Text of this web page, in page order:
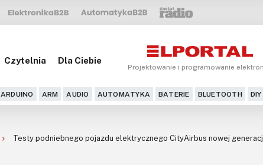
Czytelnia Dla Ciebie
Projektowanie i programowanie
ARDUINO ARM AUDIO AUTOMATYKA BATERIE BLUETOOTH DIY
Testy podniebnego pojazdu elektrycznego CityAirbus nowej